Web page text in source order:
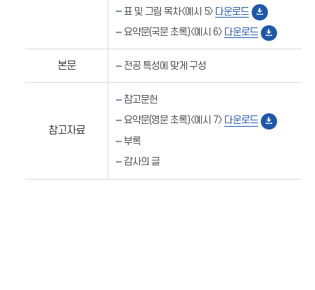
표 및 그림 목차〈예시 5〉 다운로드
요약문(국문 초록)〈예시 6〉
다운로드
본문 전공 특성에 맞게 구성
참고자료
참고문헌
요약문(영문 초록)〈예시 7〉 다운로드
부록
감사의 글